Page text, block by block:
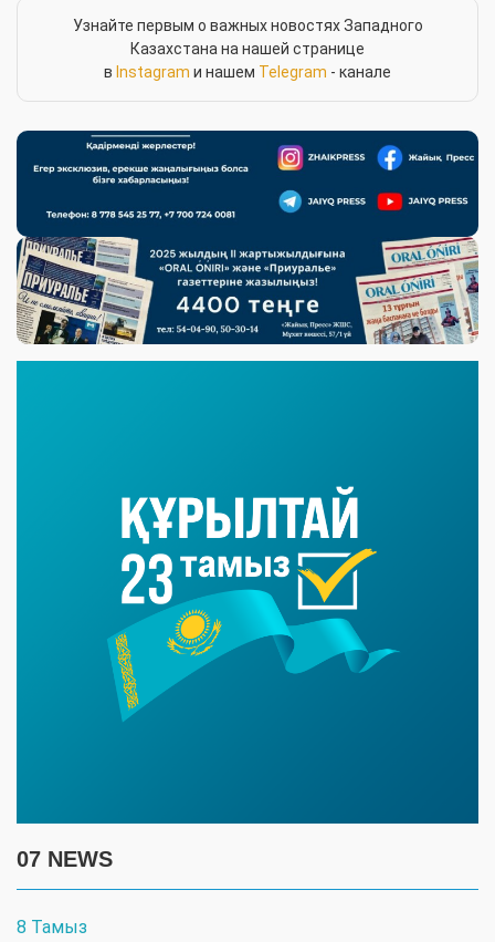
Узнайте первым о важных новостях Западного
Казахстана на нашей странице
в Instagram и нашем Telegram - канале
07 NEWS
8 Тамыз